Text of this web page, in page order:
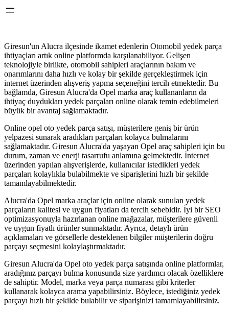
Giresun'un Alucra ilçesinde ikamet edenlerin Otomobil yedek parça
ihtiyaçları artık online platformda karşılanabiliyor. Gelişen
teknolojiyle birlikte, otomobil sahipleri araçlarının bakım ve
onarımlarını daha hızlı ve kolay bir şekilde gerçekleştirmek için
internet üzerinden alışveriş yapma seçeneğini tercih etmektedir. Bu
bağlamda, Giresun Alucra'da Opel marka araç kullananların da
ihtiyaç duydukları yedek parçaları online olarak temin edebilmeleri
büyük bir avantaj sağlamaktadır.
Online opel oto yedek parça satışı, müşterilere geniş bir ürün
yelpazesi sunarak aradıkları parçaları kolayca bulmalarını
sağlamaktadır. Giresun Alucra'da yaşayan Opel araç sahipleri için bu
durum, zaman ve enerji tasarrufu anlamına gelmektedir. İnternet
üzerinden yapılan alışverişlerde, kullanıcılar istedikleri yedek
parçaları kolaylıkla bulabilmekte ve siparişlerini hızlı bir şekilde
tamamlayabilmektedir.
Alucra'da Opel marka araçlar için online olarak sunulan yedek
parçaların kalitesi ve uygun fiyatları da tercih sebebidir. İyi bir SEO
optimizasyonuyla hazırlanan online mağazalar, müşterilere güvenli
ve uygun fiyatlı ürünler sunmaktadır. Ayrıca, detaylı ürün
açıklamaları ve görsellerle desteklenen bilgiler müşterilerin doğru
parçayı seçmesini kolaylaştırmaktadır.
Giresun Alucra'da Opel oto yedek parça satışında online platformlar,
aradığınız parçayı bulma konusunda size yardımcı olacak özelliklere
de sahiptir. Model, marka veya parça numarası gibi kriterler
kullanarak kolayca arama yapabilirsiniz. Böylece, istediğiniz yedek
parçayı hızlı bir şekilde bulabilir ve siparişinizi tamamlayabilirsiniz.